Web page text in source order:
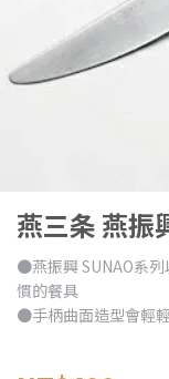
燕三条 燕振
●燕振興 SUNAO系
慣的餐具
●手柄曲面造型會輕